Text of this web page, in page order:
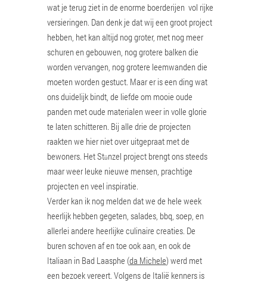
wat je terug ziet in de enorme boerderijen vol rijke
versieringen. Dan denk je dat wij een groot project
hebben, het kan altijd nog groter, met nog meer
schuren en gebouwen, nog grotere balken die
worden vervangen, nog grotere leemwanden die
moeten worden gestuct. Maar er is een ding wat
ons duidelijk bindt, de liefde om mooie oude
panden met oude materialen weer in volle glorie
te laten schitteren. Bij alle drie de projecten
raakten we hier niet over uitgepraat met de
bewoners. Het Stünzel project brengt ons steeds
maar weer leuke nieuwe mensen, prachtige
projecten en veel inspiratie.
Verder kan ik nog melden dat we de hele week
heerlijk hebben gegeten, salades, bbq, soep, en
allerlei andere heerlijke culinaire creaties. De
buren schoven af en toe ook aan, en ook de
Italiaan in Bad Laasphe (da Michele) werd met
een bezoek vereert. Volgens de Italië kenners is